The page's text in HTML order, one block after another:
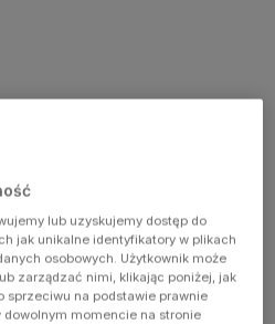
lub uzyskujemy dostęp do
jak unikalne identyfikatory w plikach
osobowych. Użytkownik może
zarządzać nimi, klikając poniżej, jak
sprzeciwu na podstawie prawnie
momencie na stronie